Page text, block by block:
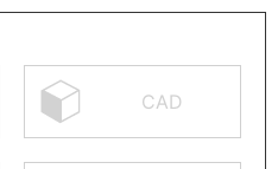
CAD